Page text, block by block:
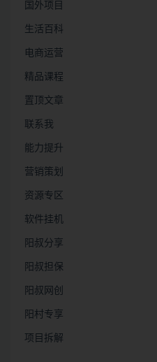
国外项目
生活百科
电商运营
精品课程
置顶文章
联系我
能力提升
营销策划
资源专区
软件挂机
阳叔分享
阳叔担保
阳叔网创
阳村专享
项目拆解